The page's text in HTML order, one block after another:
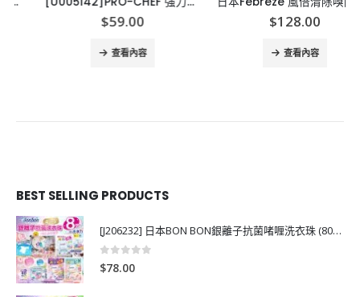
59.00
查看內容
128.00
查看內容
BEST SELLING PRODUCTS
[J206232] 日本BON BON銀離子抗菌啫喱洗衣珠 (80粒)
0out of 5
$78.00